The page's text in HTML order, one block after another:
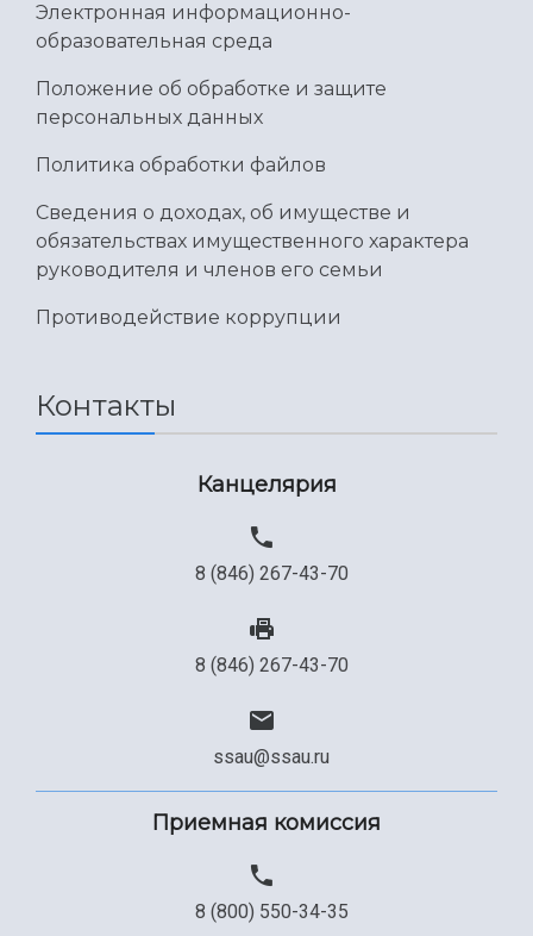
Электронная информационно-
образовательная среда
Положение об обработке и защите
персональных данных
Политика обработки файлов
Сведения о доходах, об имуществе и
обязательствах имущественного характера
руководителя и членов его семьи
Противодействие коррупции
Контакты
Канцелярия
8 (846) 267-43-70
8 (846) 267-43-70
ssau@ssau.ru
Приемная комиссия
8 (800) 550-34-35